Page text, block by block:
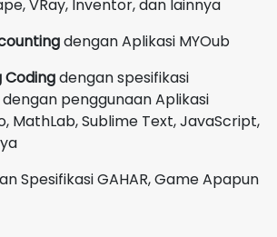
VRay, Inventor, dan lainnya
dengan Aplikasi MYOub
dengan spesifikasi
penggunaan Aplikasi
MathLab, Sublime Text, JavaScript,
Spesifikasi GAHAR, Game Apapun